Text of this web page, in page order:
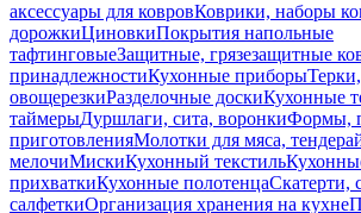
аксессуары для ковровКоврики, наборы
дорожкиЦиновкиПокрытия напольные
тафтинговыеЗащитные, грязезащитные
принадлежностиКухонные приборыТерки,
овощерезкиРазделочные доскиКухонные
таймерыДуршлаги, сита, воронкиФормы,
приготовленияМолотки для мяса,
мелочиМискиКухонный текстиль
прихваткиКухонные полотенцаСкатерти,
салфеткиОрганизация хранения на кухне